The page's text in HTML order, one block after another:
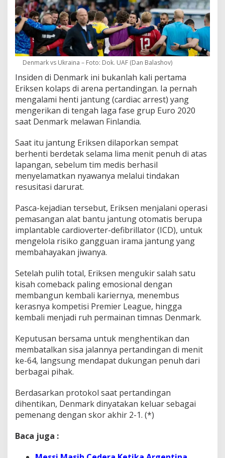
Denmark vs Ukraina – Foto: Dok. UAF (Dan Balashov)
Insiden di Denmark ini bukanlah kali pertama
Eriksen kolaps di arena pertandingan. Ia pernah
mengalami henti jantung (cardiac arrest) yang
mengerikan di tengah laga fase grup Euro 2020
saat Denmark melawan Finlandia.
Saat itu jantung Eriksen dilaporkan sempat
berhenti berdetak selama lima menit penuh di atas
lapangan, sebelum tim medis berhasil
menyelamatkan nyawanya melalui tindakan
resusitasi darurat.
Pasca-kejadian tersebut, Eriksen menjalani operasi
pemasangan alat bantu jantung otomatis berupa
implantable cardioverter-defibrillator (ICD), untuk
mengelola risiko gangguan irama jantung yang
membahayakan jiwanya.
Setelah pulih total, Eriksen mengukir salah satu
kisah comeback paling emosional dengan
membangun kembali kariernya, menembus
kerasnya kompetisi Premier League, hingga
kembali menjadi ruh permainan timnas Denmark.
Keputusan bersama untuk menghentikan dan
membatalkan sisa jalannya pertandingan di menit
ke-64, langsung mendapat dukungan penuh dari
berbagai pihak.
Berdasarkan protokol saat pertandingan
dihentikan, Denmark dinyatakan keluar sebagai
pemenang dengan skor akhir 2-1. (*)
Baca juga :